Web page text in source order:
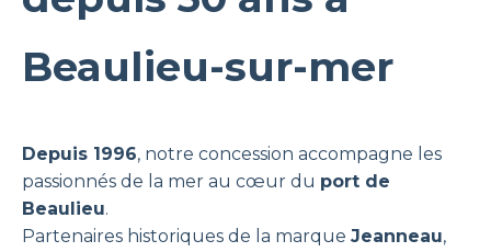
Beaulieu-sur-mer
Depuis 1996, notre concession accompagne les
passionnés de la mer au cœur du port de
Beaulieu.
Partenaires historiques de la marque Jeanneau,